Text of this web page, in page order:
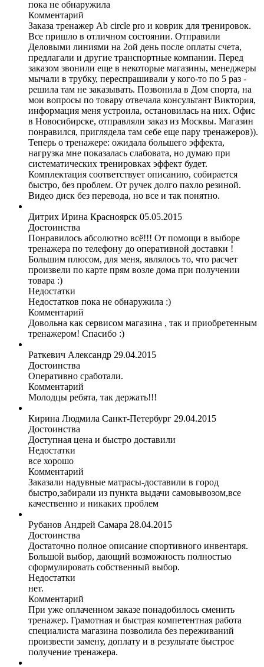
пока не обнаружила
Комментарий
Заказа тренажер Ab circle pro и коврик для тренировок.
Все пришло в отличном состоянии. Отправили
Деловыми линиями на 2ой день после оплаты счета,
предлагали и другие транспортные компании. Перед
заказом звонили еще в некоторые магазины, менеджеры
мычали в трубку, переспрашивали у кого-то по 5 раз -
решила там не заказывать. Позвонила в Дом спорта, на
мои вопросы по товару отвечала консультант Виктория,
информация меня устроила, остановилась на них. Офис
в Новосибирске, отправляли заказ из Москвы. Магазин
понравился, приглядела там себе еще пару тренажеров)).
Теперь о тренажере: ожидала большего эффекта,
нагрузка мне показалась слабовата, но думаю при
систематических тренировках эффект будет.
Комплектация соответствует описанию, собирается
быстро, без проблем. От ручек долго пахло резиной.
Видео диск без перевода, но все и так понятно.
Дитрих Ирина Красноярск 05.05.2015
Достоинства
Понравилось абсолютно всё!!! От помощи в выборе
тренажера по телефону до оперативной доставки !
Большим плюсом, для меня, являлось то, что расчет
произвели по карте прям возле дома при получении
товара :)
Недостатки
Недостатков пока не обнаружила :)
Комментарий
Довольна как сервисом магазина , так и приобретенным
тренажером! Спасибо :)
Раткевич Александр 29.04.2015
Достоинства
Оперативно сработали.
Комментарий
Молодцы ребята, так держать!!!
Кирина Людмила Санкт-Петербург 29.04.2015
Достоинства
Доступная цена и быстро доставили
Недостатки
все хорошо
Комментарий
Заказали надувные матрасы-доставили в город
быстро,забирали из пункта выдачи самовывозом,все
качественно и никаких проблем
Рубанов Андрей Самара 28.04.2015
Достоинства
Достаточно полное описание спортивного инвентаря.
Большой выбор, дающий возможность полностью
сформулировать собственный выбор.
Недостатки
нет.
Комментарий
При уже оплаченном заказе понадобилось сменить
тренажер. Грамотная и быстрая компетентная работа
специалиста магазина позволила без переживаний
произвести замену, доплату и в результате быстрое
получение тренажера.